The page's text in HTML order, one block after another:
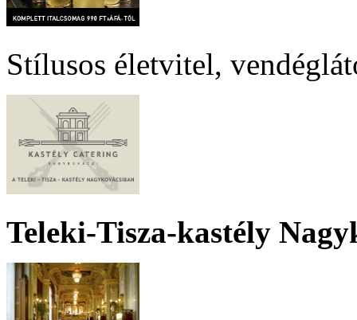
Stílusos életvitel,
Teleki-Tisza-kastély